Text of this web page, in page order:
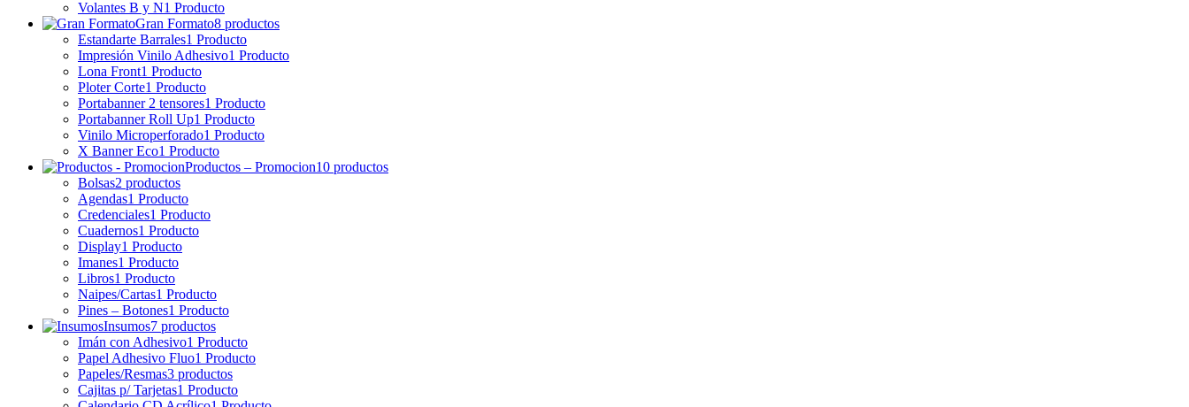
Volantes B y N1 Producto
Gran Formato8 productos
Estandarte Barrales1 Producto
Impresión Vinilo Adhesivo1 Producto
Lona Front1 Producto
Ploter Corte1 Producto
Portabanner 2 tensores1 Producto
Portabanner Roll Up1 Producto
Vinilo Microperforado1 Producto
X Banner Eco1 Producto
Productos – Promocion10 productos
Bolsas2 productos
Agendas1 Producto
Credenciales1 Producto
Cuadernos1 Producto
Display1 Producto
Imanes1 Producto
Libros1 Producto
Naipes/Cartas1 Producto
Pines – Botones1 Producto
Insumos7 productos
Imán con Adhesivo1 Producto
Papel Adhesivo Fluo1 Producto
Papeles/Resmas3 productos
Cajitas p/ Tarjetas1 Producto